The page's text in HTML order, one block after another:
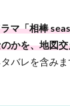
マ「相棒
かを、地図
バレを含み